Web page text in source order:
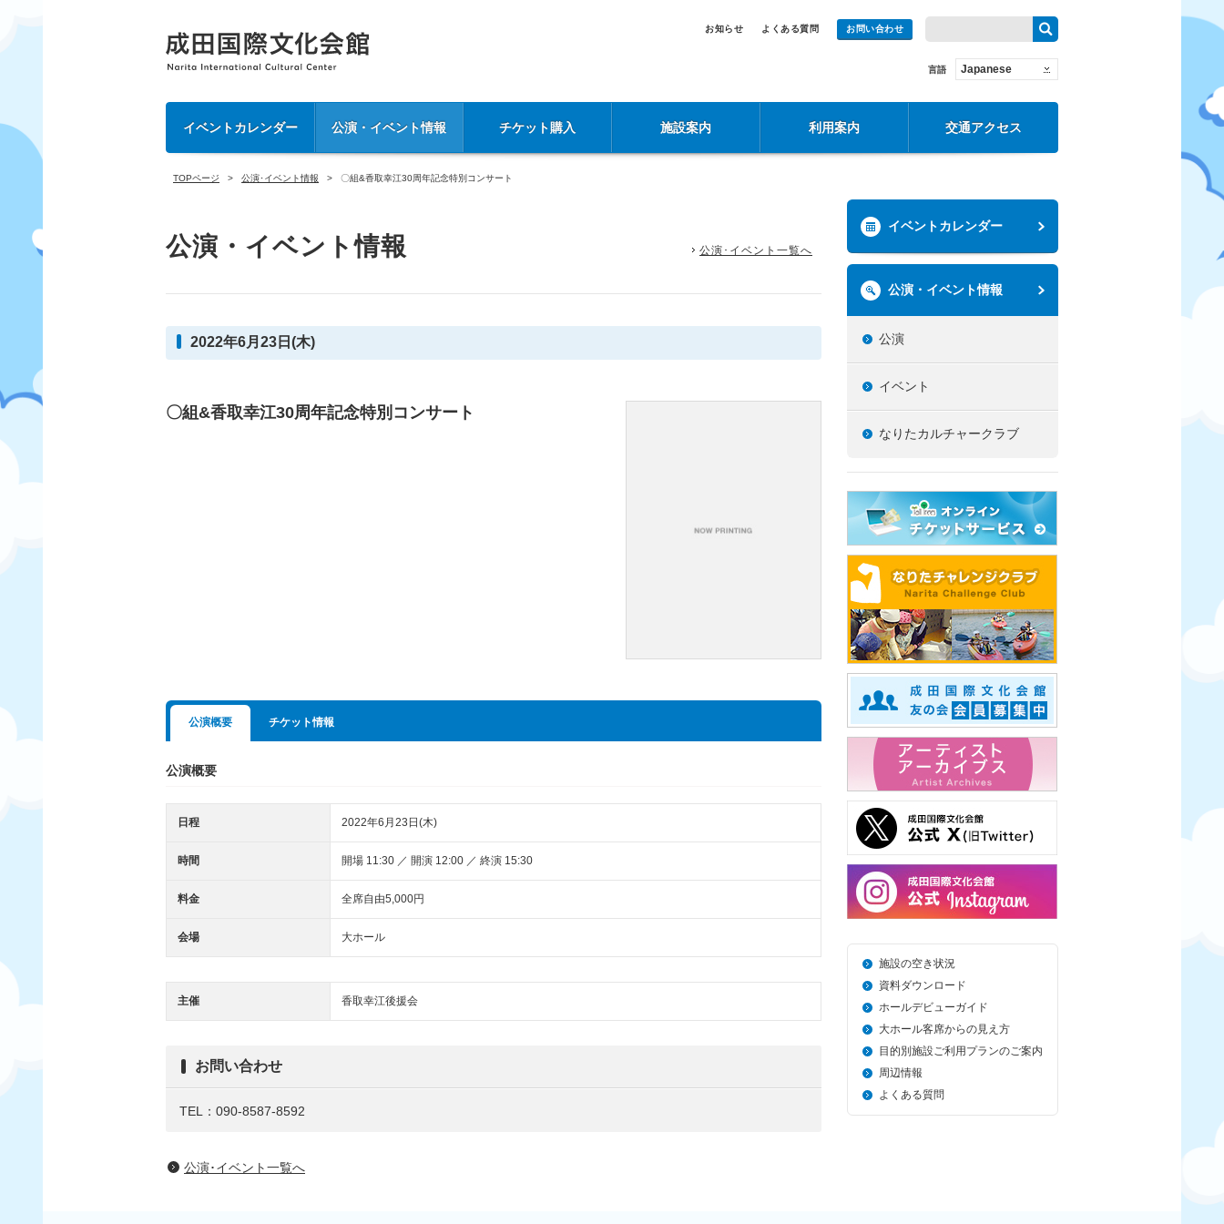
お知らせ よくある質問 お問い合わせ
言語 Japanese
イベントカレンダー 公演・イベント情報 チケット購入 施設案内 利用案内 交通アクセス
TOPページ 公演･イベント情報 〇組&香取幸江30周年記念特別コンサート
公演・イベント情報 公演･イベント一覧へ
2022年6月23日(木)
〇組&香取幸江30周年記念特別コンサート
公演概要 チケット情報
公演概要
日程 2022年6月23日(木)
時間 開場 11:30 ／ 開演 12:00 ／ 終演 15:30
料金 全席自由5,000円
会場 大ホール
主催 香取幸江後援会
お問い合わせ
TEL：090-8587-8592
公演･イベント一覧へ
イベントカレンダー
公演・イベント情報
公演
イベント
なりたカルチャークラブ
施設の空き状況
資料ダウンロード
ホールデビューガイド
大ホール客席からの見え方
目的別施設ご利用プランのご案内
周辺情報
よくある質問